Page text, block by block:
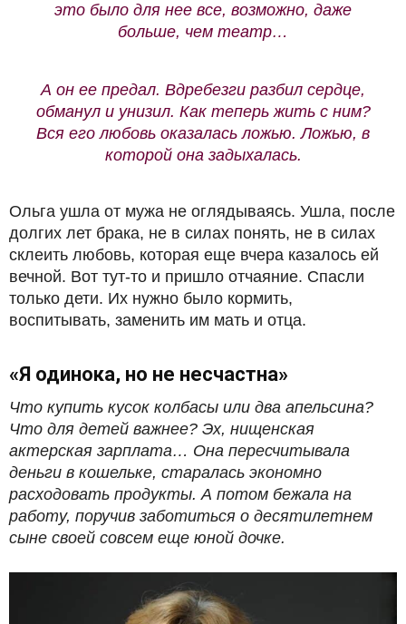
это было для нее все, возможно, даже
больше, чем театр…
А он ее предал. Вдребезги разбил сердце,
обманул и унизил. Как теперь жить с ним?
Вся его любовь оказалась ложью. Ложью, в
которой она задыхалась.
Ольга ушла от мужа не оглядываясь. Ушла, после
долгих лет брака, не в силах понять, не в силах
склеить любовь, которая еще вчера казалось ей
вечной. Вот тут-то и пришло отчаяние. Спасли
только дети. Их нужно было кормить,
воспитывать, заменить им мать и отца.
«Я одинока, но не несчастна»
Что купить кусок колбасы или два апельсина?
Что для детей важнее? Эх, нищенская
актерская зарплата… Она пересчитывала
деньги в кошельке, старалась экономно
расходовать продукты. А потом бежала на
работу, поручив заботиться о десятилетнем
сыне своей совсем еще юной дочке.